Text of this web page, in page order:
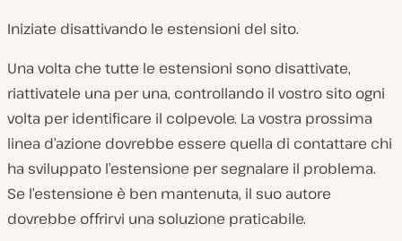
Iniziate disattivando le estensioni del sito.
Una volta che tutte le estensioni sono disattivate,
riattivatele una per una, controllando il vostro sito ogni
volta per identificare il colpevole. La vostra prossima
linea d’azione dovrebbe essere quella di contattare chi
ha sviluppato l’estensione per segnalare il problema.
Se l’estensione è ben mantenuta, il suo autore
dovrebbe offrirvi una soluzione praticabile.